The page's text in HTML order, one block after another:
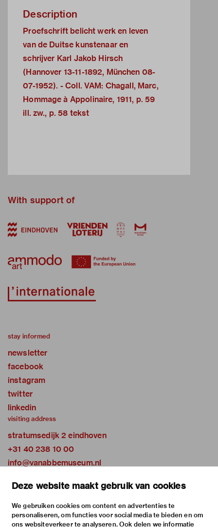
Deze website maakt gebruik van cookies
We gebruiken cookies om content en advertenties te
personaliseren, om functies voor social media te bieden en om
ons websiteverkeer te analyseren. Ook delen we informatie
Description
Proefschrift belicht werk en leven
van de Duitse kunstenaar en
schrijver Karl Jakob Hirsch
(Hannover 13-11-1892, München 08-
07-1952). - Coll. VAM: Chagall, Marc,
Hommage à Appolinaire, 1911, p. 59
ill. zw., p. 58 tekst
With support of
stay informed
newsletter
facebook
instagram
twitter
linkedin
visiting address
stratumsedijk 2 eindhoven
+31 40 238 10 00
info@vanabbemuseum.nl
exhibitions
activities
practical information